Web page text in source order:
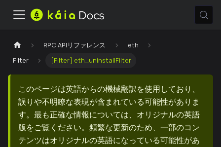
RPC APIリファレンス
eth
Filter
[Filter] eth_uninstallFilter
このページは英語からの機械翻訳を使用しており、
誤りや不明瞭な表現が含まれている可能性がありま
す。最も正確な情報については、オリジナルの英語
版をご覧ください。頻繁な更新のため、一部のコン
テンツはオリジナルの英語になっている可能性があ